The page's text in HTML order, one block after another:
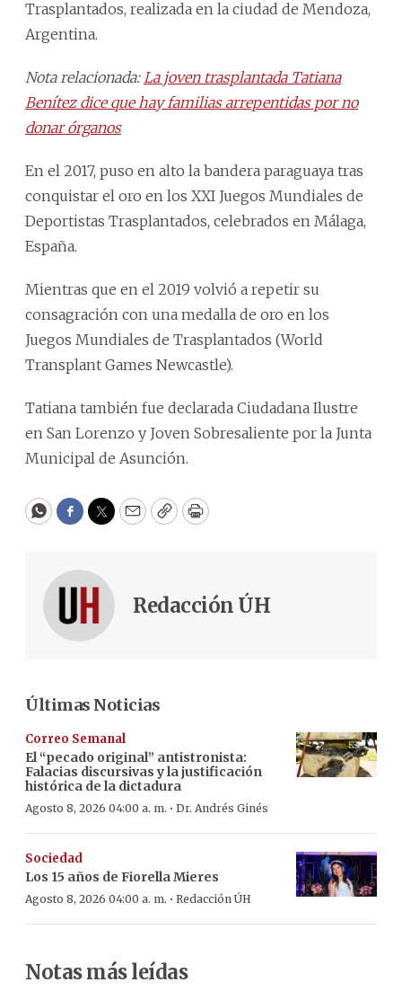
Trasplantados, realizada en la ciudad de Mendoza,
Argentina.
Nota relacionada: La joven trasplantada Tatiana
Benítez dice que hay familias arrepentidas por no
donar órganos
En el 2017, puso en alto la bandera paraguaya tras
conquistar el oro en los XXI Juegos Mundiales de
Deportistas Trasplantados, celebrados en Málaga,
España.
Mientras que en el 2019 volvió a repetir su
consagración con una medalla de oro en los
Juegos Mundiales de Trasplantados (World
Transplant Games Newcastle).
Tatiana también fue declarada Ciudadana Ilustre
en San Lorenzo y Joven Sobresaliente por la Junta
Municipal de Asunción.
WhatsApp
Facebook
Twitter
EmailCopyPrint
Redacción ÚH
Últimas Noticias
Correo Semanal
El “pecado original” antistronista:
Falacias discursivas y la justificación
histórica de la dictadura
Agosto 8, 2026 04:00 a. m. · Dr. Andrés Ginés
Sociedad
Los 15 años de Fiorella Mieres
Agosto 8, 2026 04:00 a. m. · Redacción ÚH
Notas más leídas